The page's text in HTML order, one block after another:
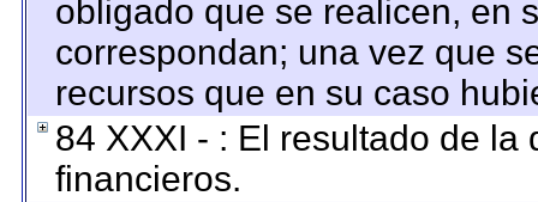
obligado que se realicen, en
correspondan; una vez que
recursos que en su caso
84 XXXI - : El resultado de
financieros.